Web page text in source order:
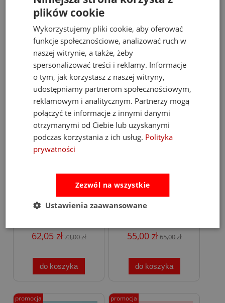
Fidget Toy 2+
67,00 zł
do koszyka
-15%
sensoryczna do rozwoju
małej motoryki Plip Links
62,05 zł73,00 zł
do koszyka
promocja
-15%
sensoryczna tablica Dimpl
55,00 zł65,00 zł
do koszyka
promocja
promocja promocja
plików cookie
Wykorzystujemy pliki cookie, aby oferować
funkcje społecznościowe, analizować ruch w
naszej witrynie, a także, żeby
spersonalizować treści i reklamy. Informacje
o tym, jak korzystasz z naszej witryny,
udostępniamy partnerom społecznościowym,
reklamowym i analitycznym. Partnerzy mogą
połączyć te informacje z innymi danymi
otrzymanymi od Ciebie lub uzyskanymi
podczas korzystania z ich usług. Polityka
prywatności
Zezwól na wszystkie
Ustawienia zaawansowane